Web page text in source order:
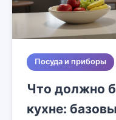
Посуда и приборы
Что должно
кухне: